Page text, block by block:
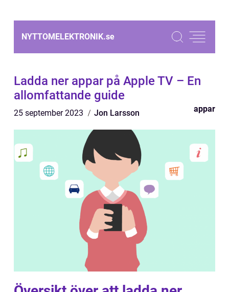
NYTTOMELEKTRONIK.se
Ladda ner appar på Apple TV – En
allomfattande guide
25 september 2023 Jon Larsson appar